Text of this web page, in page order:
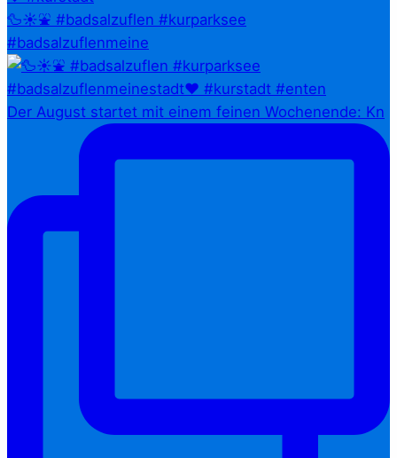
🦆☀️⛲ #badsalzuflen #kurparksee
#badsalzuflenmeine
Der August startet mit einem feinen Wochenende: Kn